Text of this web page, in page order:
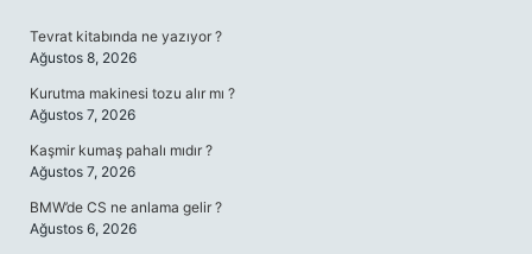
Tevrat kitabında ne yazıyor ?
Ağustos 8, 2026
Kurutma makinesi tozu alır mı ?
Ağustos 7, 2026
Kaşmir kumaş pahalı mıdır ?
Ağustos 7, 2026
BMW’de CS ne anlama gelir ?
Ağustos 6, 2026